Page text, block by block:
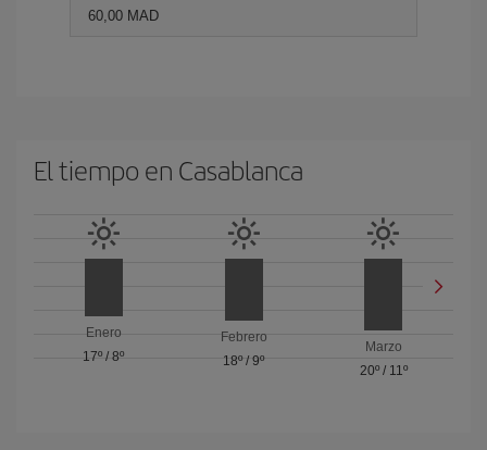
60,00 MAD
El tiempo en Casablanca
Enero
17º /8º
Febrero
18º/ 9º
Marzo
20º/ 11º